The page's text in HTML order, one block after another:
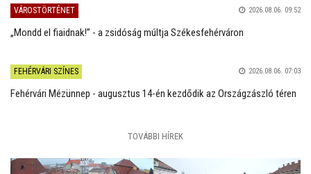
VÁROSTÖRTÉNET 2026.08.06. 09:52
„Mondd el fiaidnak!” - a zsidóság múltja Székesfehérváron
FEHÉRVÁRI SZÍNES 2026.08.06. 07:03
Fehérvári Mézünnep - augusztus 14-én kezdődik az Országzászló téren
TOVÁBBI HÍREK